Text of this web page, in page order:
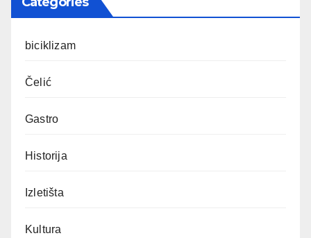
biciklizam
Čelić
Gastro
Historija
Izletišta
Kultura